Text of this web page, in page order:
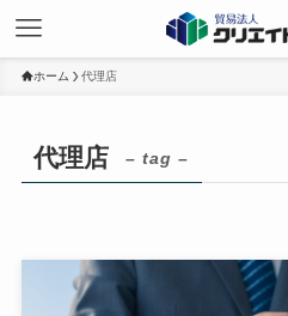
ホーム 代理店
代理店 – tag –